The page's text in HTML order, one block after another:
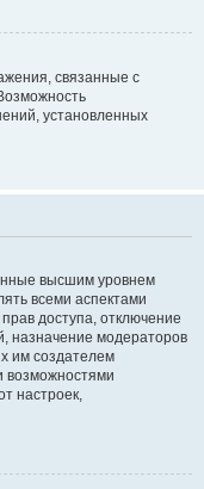
связанные с
установленных
высшим уровнем
всеми аспектами
доступа, отключение
назначение модераторов
им создателем
возможностями
настроек,